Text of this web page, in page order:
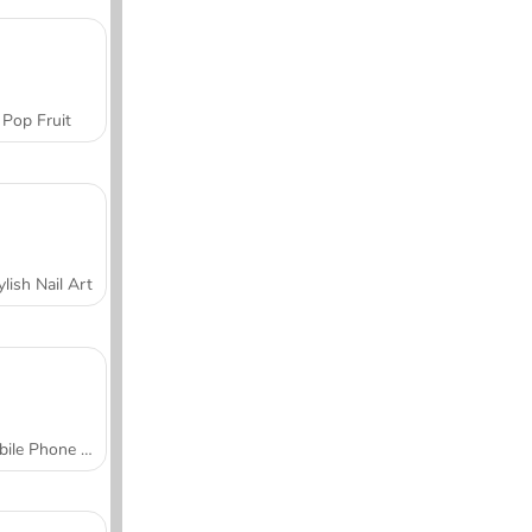
Pop Fruit
Nail Art
Mobile Phone Case Design & DIY